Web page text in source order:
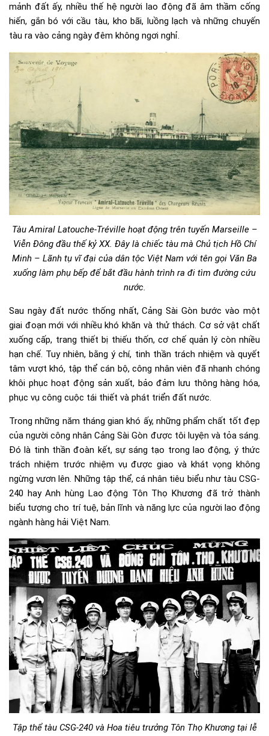
mảnh đất ấy, nhiều thế hệ người lao động đã âm thầm cống
hiến, gắn bó với cầu tàu, kho bãi, luồng lạch và những chuyến
tàu ra vào cảng ngày đêm không ngơi nghỉ.
Tàu Amiral Latouche-Tréville hoạt động trên tuyến Marseille –
Viễn Đông đầu thế kỷ XX. Đây là chiếc tàu mà Chủ tịch Hồ Chí
Minh – Lãnh tụ vĩ đại của dân tộc Việt Nam với tên gọi Văn Ba
xuống làm phụ bếp để bắt đầu hành trình ra đi tìm đường cứu
nước.
Sau ngày đất nước thống nhất, Cảng Sài Gòn bước vào một
giai đoạn mới với nhiều khó khăn và thử thách. Cơ sở vật chất
xuống cấp, trang thiết bị thiếu thốn, cơ chế quản lý còn nhiều
hạn chế. Tuy nhiên, bằng ý chí, tinh thần trách nhiệm và quyết
tâm vượt khó, tập thể cán bộ, công nhân viên đã nhanh chóng
khôi phục hoạt động sản xuất, bảo đảm lưu thông hàng hóa,
phục vụ công cuộc tái thiết và phát triển đất nước.
Trong những năm tháng gian khó ấy, những phẩm chất tốt đẹp
của người công nhân Cảng Sài Gòn được tôi luyện và tỏa sáng.
Đó là tinh thần đoàn kết, sự sáng tạo trong lao động, ý thức
trách nhiệm trước nhiệm vụ được giao và khát vọng không
ngừng vươn lên. Những tập thể, cá nhân tiêu biểu như tàu CSG-
240 hay Anh hùng Lao động Tôn Thọ Khương đã trở thành
biểu tượng cho trí tuệ, bản lĩnh và năng lực của người lao động
ngành hàng hải Việt Nam.
Tập thể tàu CSG-240 và Hoa tiêu trưởng Tôn Thọ Khương tại lễ